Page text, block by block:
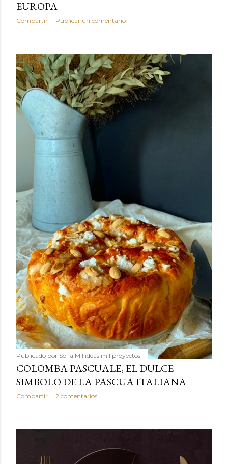
EUROPA
Compartir Publicar un comentario
Publicado por Sofía Mil ideas mil proyectos
COLOMBA PASCUALE, EL DULCE
SIMBOLO DE LA PASCUA ITALIANA
Compartir 2 comentarios